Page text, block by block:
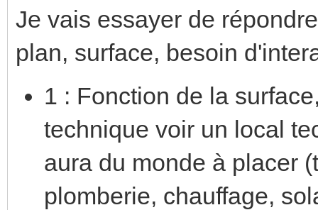
Je vais essayer de
plan, surface, besoin
1 : Fonction de la
technique voir un local
aura du monde à placer
plomberie, chauffage,